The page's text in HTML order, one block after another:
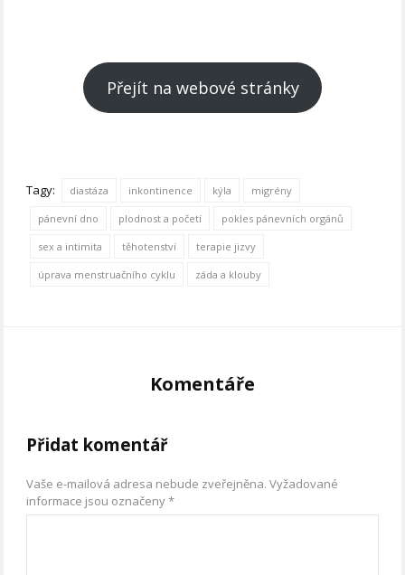
Přejít na webové stránky
Tagy: diastáza inkontinence kýla migrény
pánevní dno plodnost a početí pokles pánevních orgánů
sex a intimita těhotenství terapie jizvy
úprava menstruačního cyklu záda a klouby
Komentáře
Přidat komentář
Vaše e-mailová adresa nebude zveřejněna. Vyžadované
informace jsou označeny*